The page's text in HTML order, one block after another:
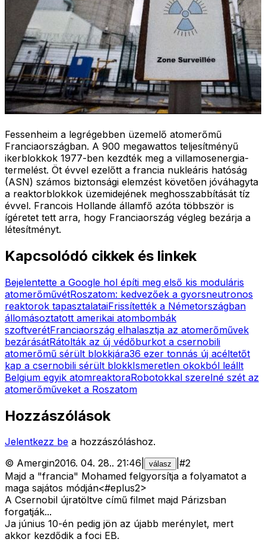
Fessenheim a legrégebben üzemelő atomerőmű
Franciaországban. A 900 megawattos teljesítményű
ikerblokkok 1977-ben kezdték meg a villamosenergia-
termelést. Öt évvel ezelőtt a francia nukleáris hatóság
(ASN) számos biztonsági elemzést követően jóváhagyta
a reaktorblokkok üzemidejének meghosszabbítását tíz
évvel. Francois Hollande államfő azóta többször is
ígéretet tett arra, hogy Franciaország végleg bezárja a
létesítményt.
Kapcsolódó cikkek és linkek
Bejelentette a Google hol építi meg első kis moduláris
atomerőművétRoszatom: kedvezőek a gyorsneutronos
reaktorok tapasztalataiFrissítették a Németországban
állomásoztatott amerikai atombombák
szoftverétFranciaország elhalasztja az atomerőművek
bezárásátRátolták az új védőburkot a csernobili
atomerőmű sérült blokkjára36 ezer tonnás új acéltetőt
kap a csernobili sérült blokkIsmeretlen okokból leállt
Belgium egyik atomreaktoraRobotokkal szerelné szét az
atomerőműveket a Roszatom
Hozzászólások
Jelentkezz be a hozzászóláshoz.
© Amergin2016. 04. 28.. 21:46 válasz #2
Majd a "francia" Mohamed felgyorsítja a folyamatot a
maga sajátos módján<#eplus2>
A Csernobil újratöltve című filmet majd Párizsban
forgatják...
Ja június 10-én pedig jön az újabb merénylet, mert
akkor kezdődik a foci EB.